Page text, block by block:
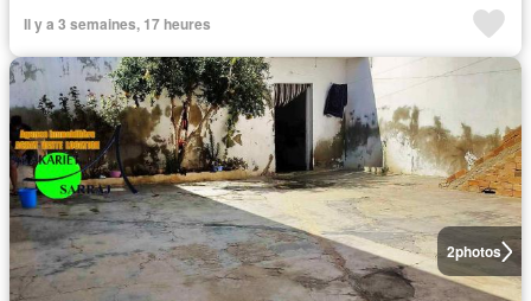
Il y a 3 semaines, 17 heures
2photos